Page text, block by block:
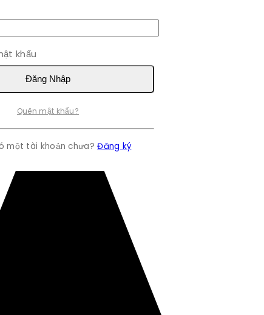
khẩu
Đăng Nhập
Quên mật khẩu?
một tài khoản chưa?Đăng ký